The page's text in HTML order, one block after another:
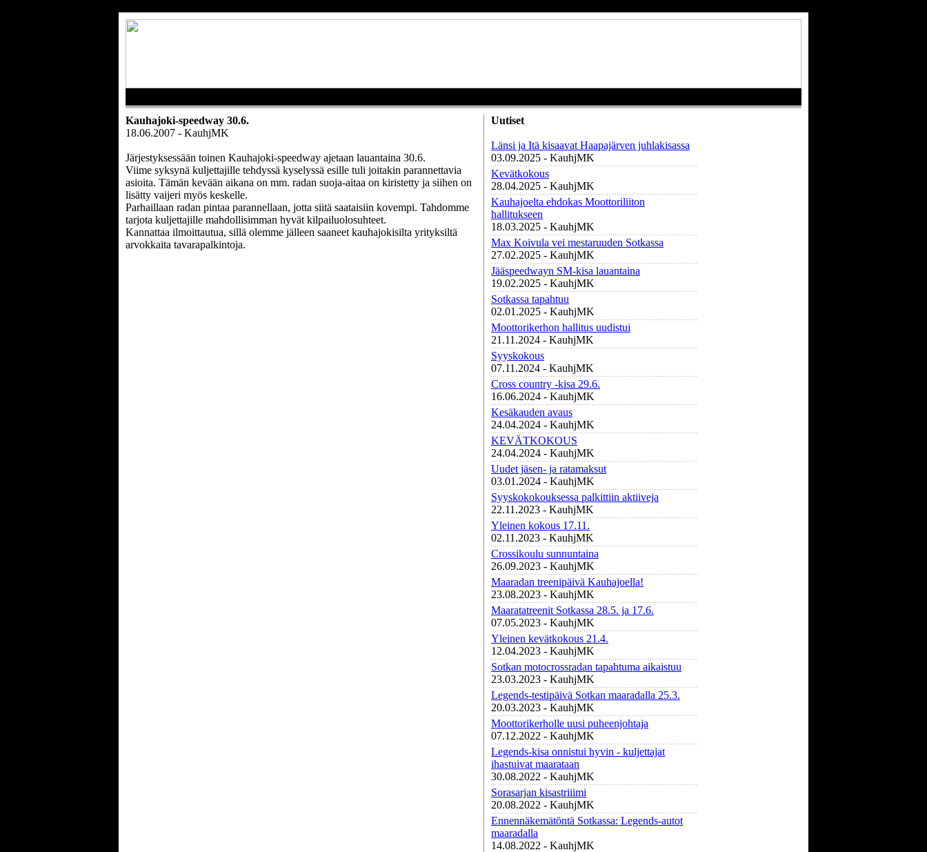
Kauhajoki-speedway 30.6.
18.06.2007 - KauhjMK
Järjestyksessään toinen Kauhajoki-speedway ajetaan lauantaina 30.6.
Viime syksynä kuljettajille tehdyssä kyselyssä esille tuli joitakin parannettavia
asioita. Tämän kevään aikana on mm. radan suoja-aitaa on kiristetty ja siihen on
lisätty vaijeri myös keskelle.
Parhaillaan radan pintaa parannellaan, jotta siitä saataisiin kovempi. Tahdomme
tarjota kuljettajille mahdollisimman hyvät kilpailuolosuhteet.
Kannattaa ilmoittautua, sillä olemme jälleen saaneet kauhajokisilta yrityksiltä
arvokkaita tavarapalkintoja.
Uutiset
Länsi ja Itä kisaavat Haapajärven juhlakisassa
03.09.2025 - KauhjMK
Kevätkokous
28.04.2025 - KauhjMK
Kauhajoelta ehdokas Moottoriliiton
hallitukseen
18.03.2025 - KauhjMK
Max Koivula vei mestaruuden Sotkassa
27.02.2025 - KauhjMK
Jääspeedwayn SM-kisa lauantaina
19.02.2025 - KauhjMK
Sotkassa tapahtuu
02.01.2025 - KauhjMK
Moottorikerhon hallitus uudistui
21.11.2024 - KauhjMK
Syyskokous
07.11.2024 - KauhjMK
Cross country -kisa 29.6.
16.06.2024 - KauhjMK
Kesäkauden avaus
24.04.2024 - KauhjMK
KEVÄTKOKOUS
24.04.2024 - KauhjMK
Uudet jäsen- ja ratamaksut
03.01.2024 - KauhjMK
Syyskokokouksessa palkittiin aktiiveja
22.11.2023 - KauhjMK
Yleinen kokous 17.11.
02.11.2023 - KauhjMK
Crossikoulu sunnuntaina
26.09.2023 - KauhjMK
Maaradan treenipäivä Kauhajoella!
23.08.2023 - KauhjMK
Maaratatreenit Sotkassa 28.5. ja 17.6.
07.05.2023 - KauhjMK
Yleinen kevätkokous 21.4.
12.04.2023 - KauhjMK
Sotkan motocrossradan tapahtuma aikaistuu
23.03.2023 - KauhjMK
Legends-testipäivä Sotkan maaradalla 25.3.
20.03.2023 - KauhjMK
Moottorikerholle uusi puheenjohtaja
07.12.2022 - KauhjMK
Legends-kisa onnistui hyvin - kuljettajat
ihastuivat maarataan
30.08.2022 - KauhjMK
Sorasarjan kisastriiimi
20.08.2022 - KauhjMK
Ennennäkemätöntä Sotkassa: Legends-autot
maaradalla
14.08.2022 - KauhjMK